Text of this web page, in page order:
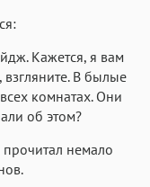
Кажется, я вам
В былые
комнатах. Они
об этом?
немало